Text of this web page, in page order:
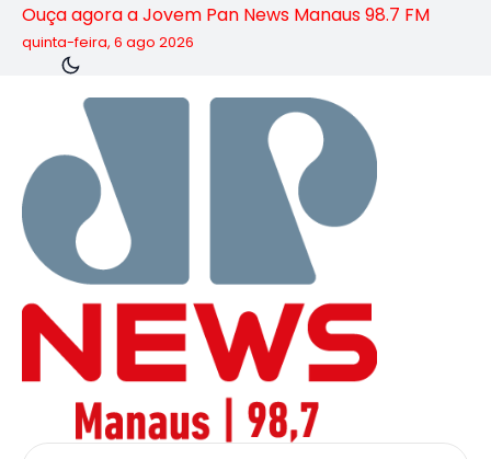
Ouça agora a Jovem Pan News Manaus 98.7 FM
quinta-feira, 6 ago 2026